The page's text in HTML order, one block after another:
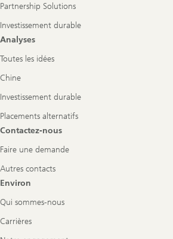
Partnership Solutions
Investissement durable
Analyses
Toutes les idées
Chine
Investissement durable
Placements alternatifs
Contactez-nous
Faire une demande
Autres contacts
Environ
Qui sommes-nous
Carrières